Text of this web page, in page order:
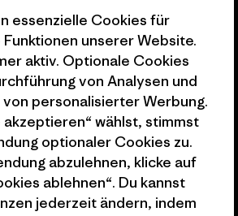
Patagonia Schweiz
Seitenverzeichnis
Rights Reserved.
essenzielle Cookies für
unserer Website.
aktiv. Optionale Cookies
von Analysen und
personalisierter Werbung.
akzeptieren“ wählst, stimmst
optionaler Cookies zu.
abzulehnen, klicke auf
ablehnen“. Du kannst
jederzeit ändern, indem